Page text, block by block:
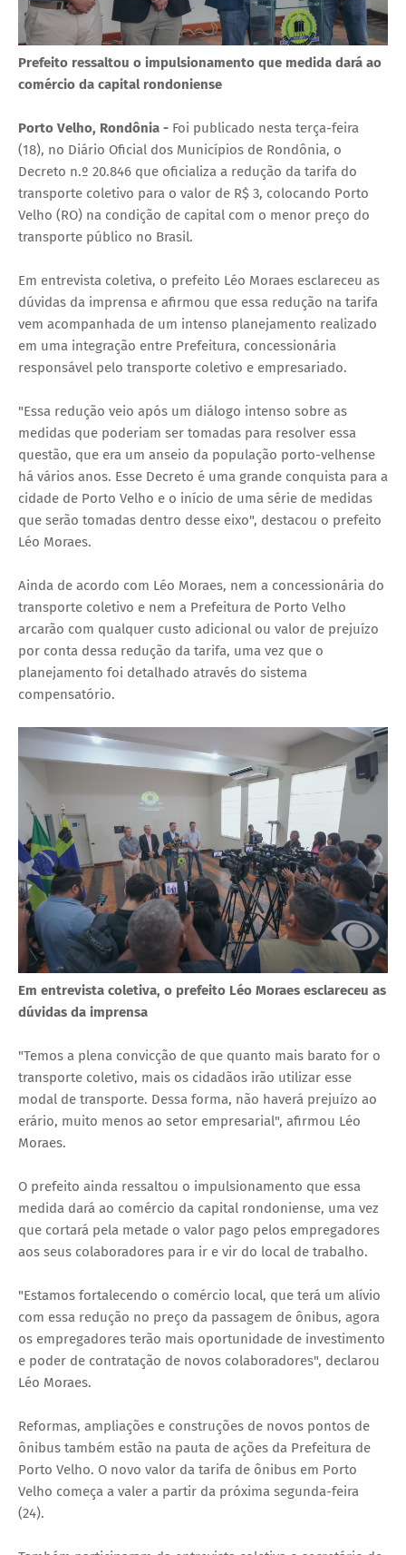
Prefeito ressaltou o impulsionamento que medida dará ao
comércio da capital rondoniense
Porto Velho, Rondônia - Foi publicado nesta terça-feira
(18), no Diário Oficial dos Municípios de Rondônia, o
Decreto n.º 20.846 que oficializa a redução da tarifa do
transporte coletivo para o valor de R$ 3, colocando Porto
Velho (RO) na condição de capital com o menor preço do
transporte público no Brasil.
Em entrevista coletiva, o prefeito Léo Moraes esclareceu as
dúvidas da imprensa e afirmou que essa redução na tarifa
vem acompanhada de um intenso planejamento realizado
em uma integração entre Prefeitura, concessionária
responsável pelo transporte coletivo e empresariado.
"Essa redução veio após um diálogo intenso sobre as
medidas que poderiam ser tomadas para resolver essa
questão, que era um anseio da população porto-velhense
há vários anos. Esse Decreto é uma grande conquista para a
cidade de Porto Velho e o início de uma série de medidas
que serão tomadas dentro desse eixo", destacou o prefeito
Léo Moraes.
Ainda de acordo com Léo Moraes, nem a concessionária do
transporte coletivo e nem a Prefeitura de Porto Velho
arcarão com qualquer custo adicional ou valor de prejuízo
por conta dessa redução da tarifa, uma vez que o
planejamento foi detalhado através do sistema
compensatório.
Em entrevista coletiva, o prefeito Léo Moraes esclareceu as
dúvidas da imprensa
"Temos a plena convicção de que quanto mais barato for o
transporte coletivo, mais os cidadãos irão utilizar esse
modal de transporte. Dessa forma, não haverá prejuízo ao
erário, muito menos ao setor empresarial", afirmou Léo
Moraes.
O prefeito ainda ressaltou o impulsionamento que essa
medida dará ao comércio da capital rondoniense, uma vez
que cortará pela metade o valor pago pelos empregadores
aos seus colaboradores para ir e vir do local de trabalho.
"Estamos fortalecendo o comércio local, que terá um alívio
com essa redução no preço da passagem de ônibus, agora
os empregadores terão mais oportunidade de investimento
e poder de contratação de novos colaboradores", declarou
Léo Moraes.
Reformas, ampliações e construções de novos pontos de
ônibus também estão na pauta de ações da Prefeitura de
Porto Velho. O novo valor da tarifa de ônibus em Porto
Velho começa a valer a partir da próxima segunda-feira
(24).